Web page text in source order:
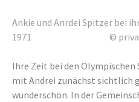
Ankie und Anrdei Spitzer bei
1971 ©
Ihre Zeit bei den Olympischen
mit Andrei zunächst sichtlich
wunderschön. In der